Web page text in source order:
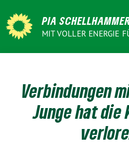
zum
Inhalt
PIA
MIT VOLLER ENERGIE
Verbindungen
Junge hat die